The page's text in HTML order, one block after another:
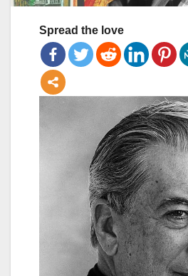
Spread the love